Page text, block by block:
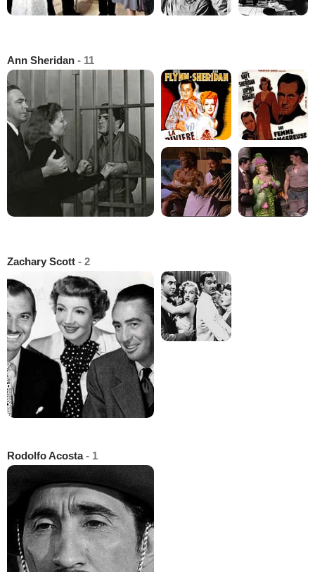
Ann Sheridan - 11
Zachary Scott - 2
Rodolfo Acosta- 1